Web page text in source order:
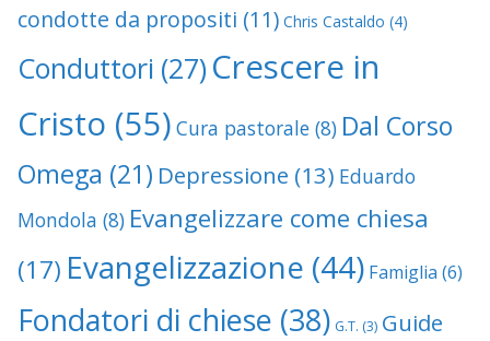
condotte da propositi (11) Chris Castaldo (4)
Conduttori (27) Crescere in
Cristo (55) Cura pastorale (8) Dal Corso
Omega (21) Depressione (13) Eduardo
Mondola (8) Evangelizzare come chiesa
(17) Evangelizzazione (44) Famiglia (6)
Fondatori di chiese (38) G.T. (3) Guide